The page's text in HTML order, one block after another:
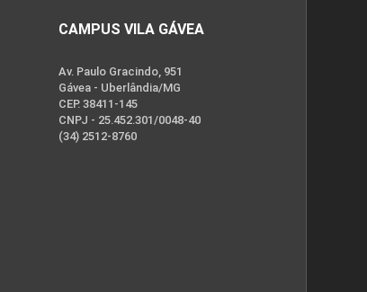
CAMPUS VILA GÁVEA
Av. Paulo Gracindo, 951
Gávea - Uberlândia/MG
CEP. 38411-145
CNPJ - 25.452.301/0048-40
(34) 2512-8760